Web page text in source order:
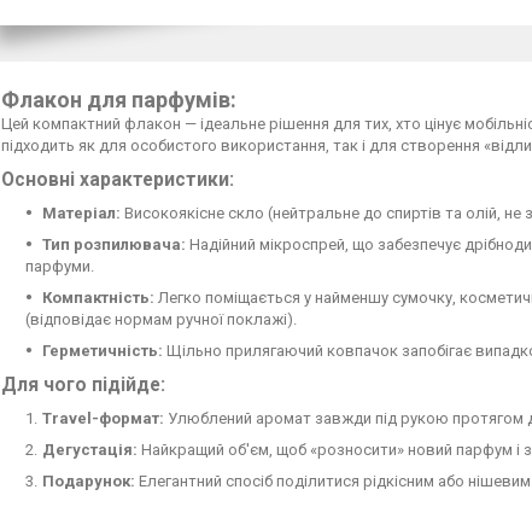
Флакон для парфумів:
Цей компактний флакон — ідеальне рішення для тих, хто цінує
підходить як для особистого використання, так і для створення
Основні характеристики:
Матеріал: Високоякісне скло (нейтральне до спиртів та олій,
Тип розпилювача: Надійний мікроспрей, що забезпечує
парфуми.
Компактність: Легко поміщається у найменшу сумочку,
(відповідає нормам ручної поклажі).
Герметичність: Щільно прилягаючий ковпачок запобігає
Для чого підійде:
Travel-формат: Улюблений аромат завжди під рукою протягом
Дегустація: Найкращий об'єм, щоб «розносити» новий парфум і
Подарунок: Елегантний спосіб поділитися рідкісним або